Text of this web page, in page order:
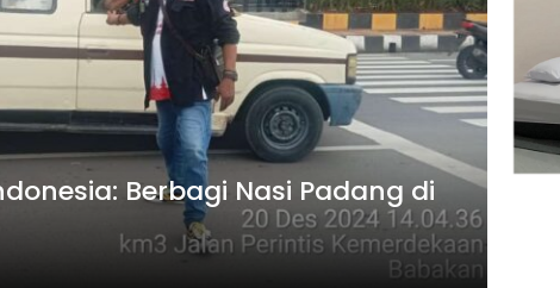
Berbagi Nasi Padang di